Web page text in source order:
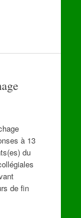
à 13
du
de fin